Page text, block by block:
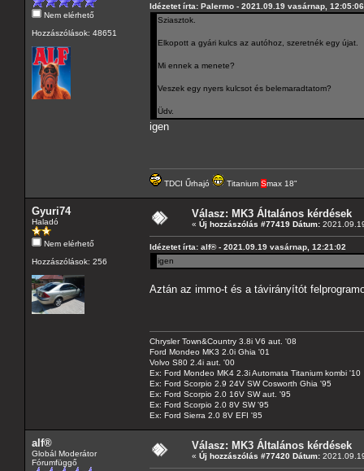
Nem elérhető
Hozzászólások: 48651
Idézetet írta: Palermo - 2021.09.19 vasárnap, 12:05:06
Sziasztok.
Elkopott a gyári kulcs az autóhoz, szeretnék egy újat.
Mi ennek a menete?
Veszek egy nyers kulcsot és belemaradtatom?
Üdv.
igen
TDCI Űrhajó Titanium Smax 18"
Gyuri74
Haladó
Nem elérhető
Hozzászólások: 256
Válasz: MK3 Általános kérdések
« Új hozzászólás #77419 Dátum:
Idézetet írta: alf® - 2021.09.19 vasárnap, 12:21:02
igen
Aztán az immo-t és a távirányítót
Chrysler Town&Country 3.8i V6 aut. '08
Ford Mondeo MK3 2.0i Ghia '01
Volvo S80 2.4i aut. '00
Ex: Ford Mondeo MK4 2.3i Automata Titanium kombi '10
Ex: Ford Scorpio 2.9 24V SW Cosworth Ghia '95
Ex: Ford Scorpio 2.0 16V SW aut. '95
Ex: Ford Scorpio 2.0 8V SW '95
Ex: Ford Sierra 2.0 8V EFI '85
alf®
Globál Moderátor
Fórumfüggő
Válasz: MK3 Általános kérdések
« Új hozzászólás #77420 Dátum: